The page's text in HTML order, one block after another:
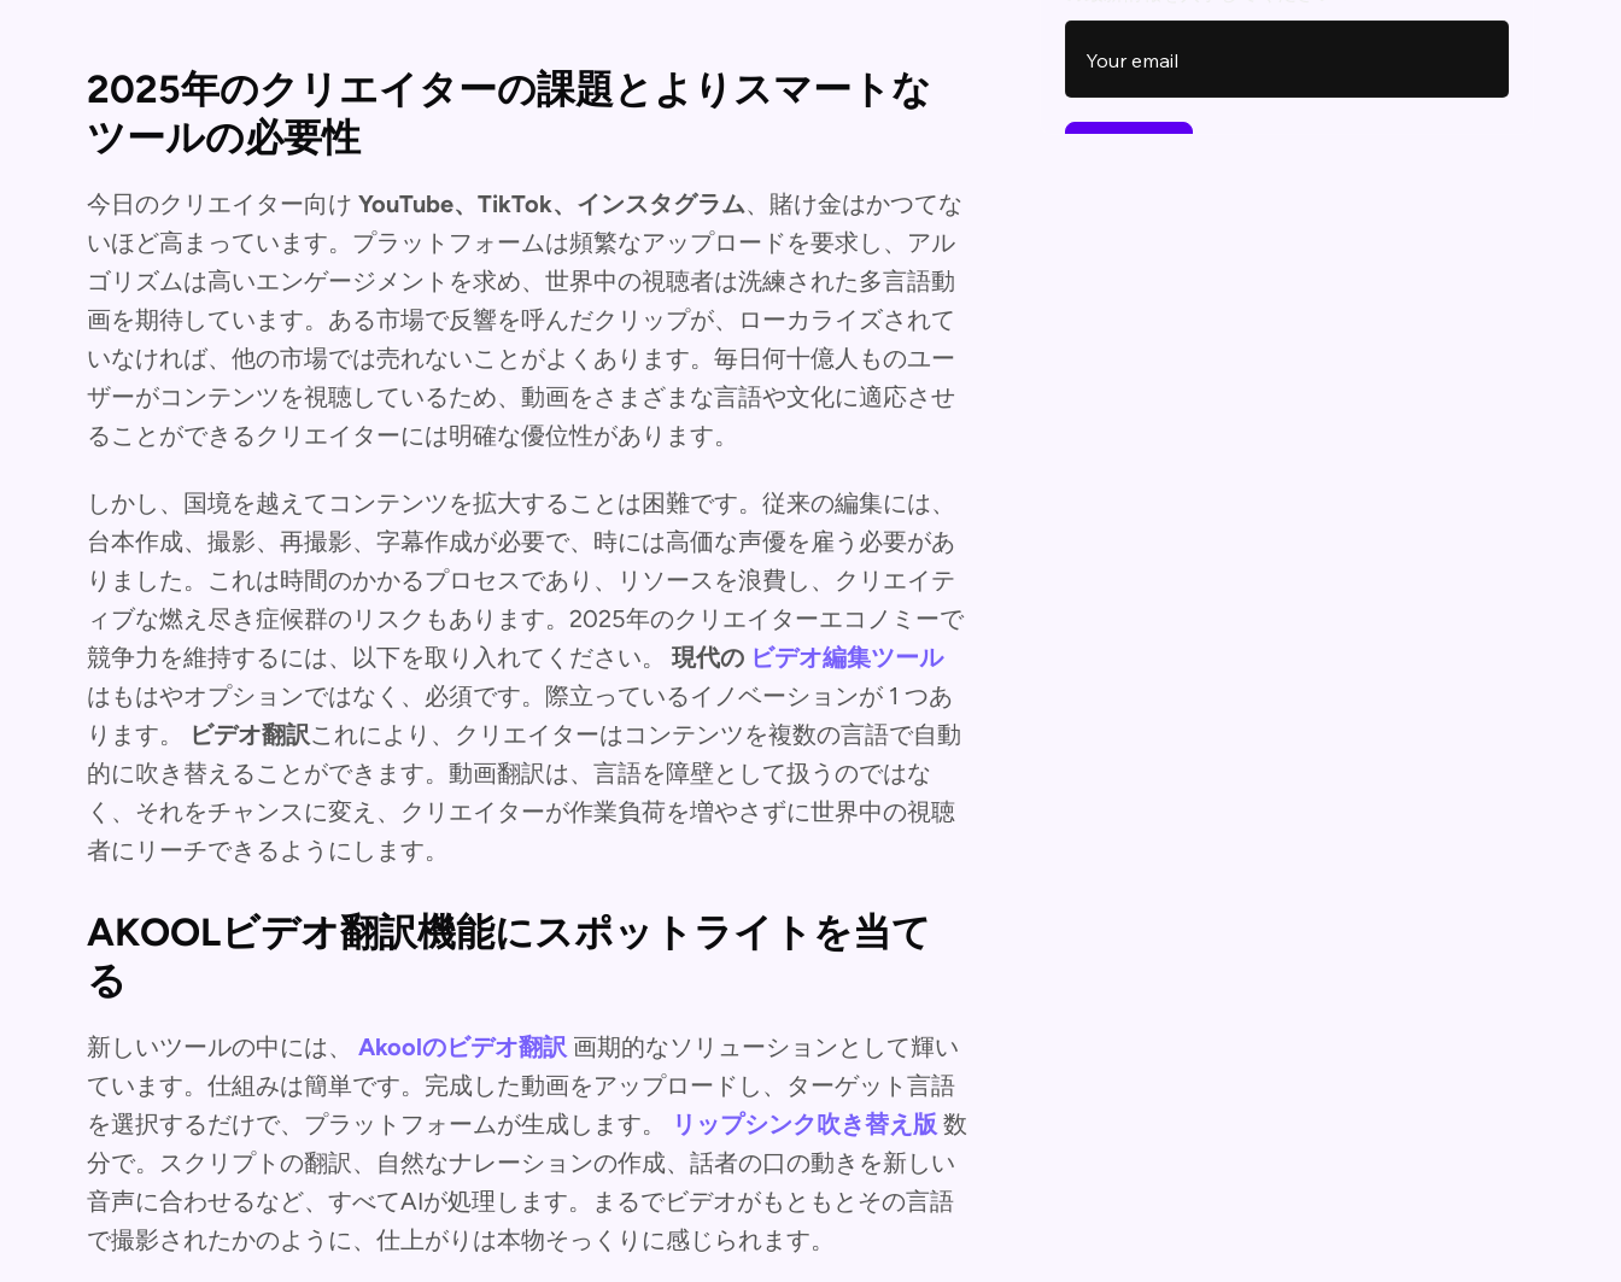
2025年のクリエイターの課題とよりスマートな
ツールの必要性
今日のクリエイター向け YouTube、TikTok、インスタグラム、賭け金はかつてな
いほど高まっています。プラットフォームは頻繁なアップロードを要求し、アル
ゴリズムは高いエンゲージメントを求め、世界中の視聴者は洗練された多言語動
画を期待しています。ある市場で反響を呼んだクリップが、ローカライズされて
いなければ、他の市場では売れないことがよくあります。毎日何十億人ものユー
ザーがコンテンツを視聴しているため、動画をさまざまな言語や文化に適応させ
ることができるクリエイターには明確な優位性があります。
しかし、国境を越えてコンテンツを拡大することは困難です。従来の編集には、
台本作成、撮影、再撮影、字幕作成が必要で、時には高価な声優を雇う必要があ
りました。これは時間のかかるプロセスであり、リソースを浪費し、クリエイテ
ィブな燃え尽き症候群のリスクもあります。2025年のクリエイターエコノミーで
競争力を維持するには、以下を取り入れてください。 現代の ビデオ編集ツール
はもはやオプションではなく、必須です。際立っているイノベーションが 1 つあ
ります。
ビデオ翻訳これにより、クリエイターはコンテンツを複数の言語で自動
的に吹き替えることができます。動画翻訳は、言語を障壁として扱うのではな
く、それをチャンスに変え、クリエイターが作業負荷を増やさずに世界中の視聴
者にリーチできるようにします。
AKOOLビデオ翻訳機能にスポットライトを当て
る
新しいツールの中には、 Akoolのビデオ翻訳 画期的なソリューションとして輝い
ています。仕組みは簡単です。完成した動画をアップロードし、ターゲット言語
を選択するだけで、プラットフォームが生成します。
リップシンク吹き替え版 数
分で。スクリプトの翻訳、自然なナレーションの作成、話者の口の動きを新しい
音声に合わせるなど、すべてAIが処理します。まるでビデオがもともとその言語
で撮影されたかのように、仕上がりは本物そっくりに感じられます。